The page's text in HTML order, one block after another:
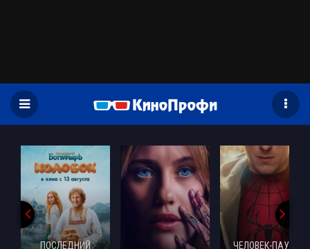
ПОСЛЕДНИЙ
ЧЕЛОВЕК-ПАУК: